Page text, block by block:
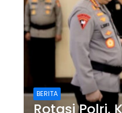
BERITA
Rotasi Polri,